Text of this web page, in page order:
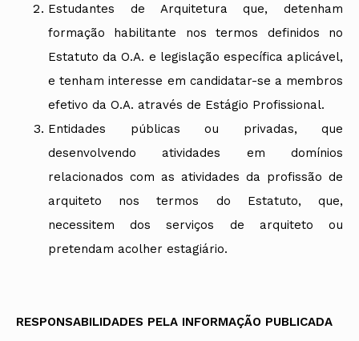
Estudantes de Arquitetura que, detenham
formação habilitante nos termos definidos no
Estatuto da O.A. e legislação específica aplicável,
e tenham interesse em candidatar-se a membros
efetivo da O.A. através de Estágio Profissional.
Entidades públicas ou privadas, que
desenvolvendo atividades em domínios
relacionados com as atividades da profissão de
arquiteto nos termos do Estatuto, que,
necessitem dos serviços de arquiteto ou
pretendam acolher estagiário.
RESPONSABILIDADES PELA INFORMAÇÃO PUBLICADA